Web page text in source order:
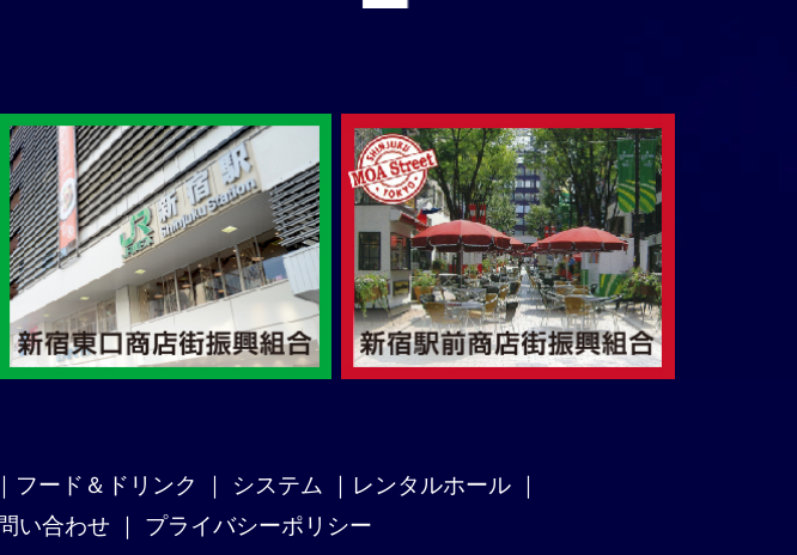
｜ フード＆ドリンク ｜ システム ｜ レンタルホール ｜
い合わせ｜ プライバシーポリシー